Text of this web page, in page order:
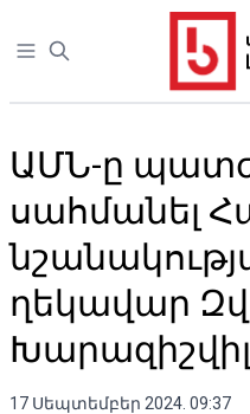
Open sidebar
ԱՄՆ-ը
սահմանել
ղեկավար
17 Սեպտեմբեր 2024. 09:37